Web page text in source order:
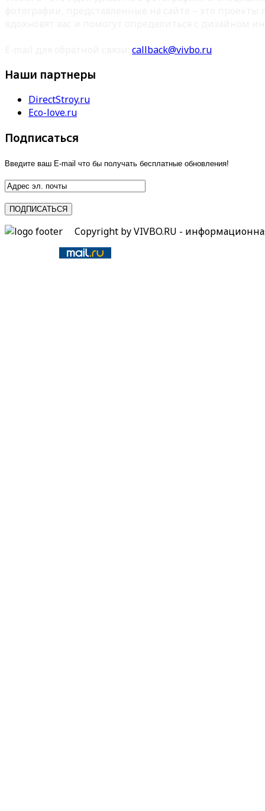
callback@vivbo.ru
Наши партнеры
DirectStroy.ru
Eco-love.ru
Подписаться
Введите ваш E-mail что бы получать бесплатные обновления!
Copyright by VIVBO.RU -